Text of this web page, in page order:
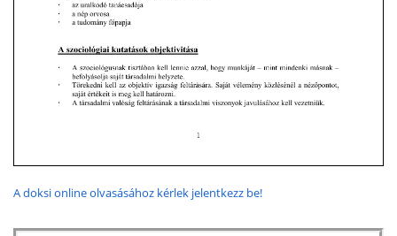
A doksi online olvasásához kérlek jelentkezz be!